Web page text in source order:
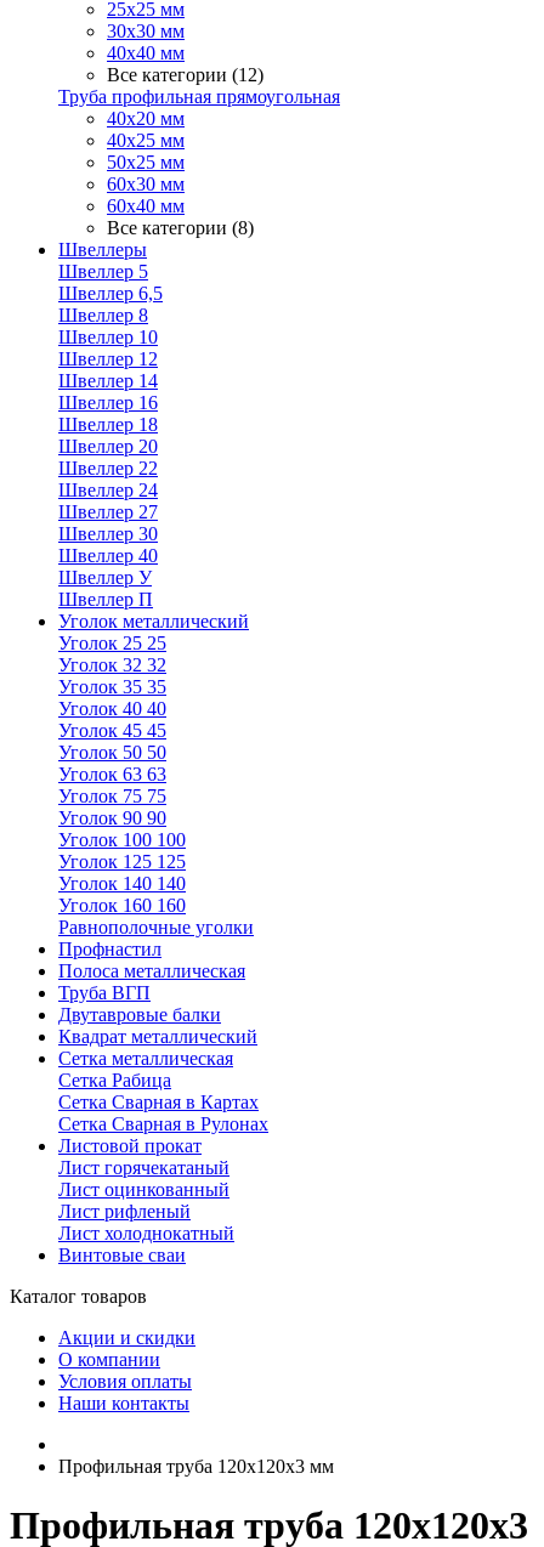
25х25 мм
30х30 мм
40х40 мм
Все категории (12)
Труба профильная прямоугольная
40х20 мм
40х25 мм
50х25 мм
60х30 мм
60х40 мм
Все категории (8)
Швеллеры
Швеллер 5
Швеллер 6,5
Швеллер 8
Швеллер 10
Швеллер 12
Швеллер 14
Швеллер 16
Швеллер 18
Швеллер 20
Швеллер 22
Швеллер 24
Швеллер 27
Швеллер 30
Швеллер 40
Швеллер У
Швеллер П
Уголок металлический
Уголок 25 25
Уголок 32 32
Уголок 35 35
Уголок 40 40
Уголок 45 45
Уголок 50 50
Уголок 63 63
Уголок 75 75
Уголок 90 90
Уголок 100 100
Уголок 125 125
Уголок 140 140
Уголок 160 160
Равнополочные уголки
Профнастил
Полоса металлическая
Труба ВГП
Двутавровые балки
Квадрат металлический
Сетка металлическая
Сетка Рабица
Сетка Сварная в Картах
Сетка Сварная в Рулонах
Листовой прокат
Лист горячекатаный
Лист оцинкованный
Лист рифленый
Лист холоднокатный
Винтовые сваи
Каталог товаров
Акции и скидки
О компании
Условия оплаты
Наши контакты
Профильная труба 120х120х3 мм
Профильная труба 120х120х3